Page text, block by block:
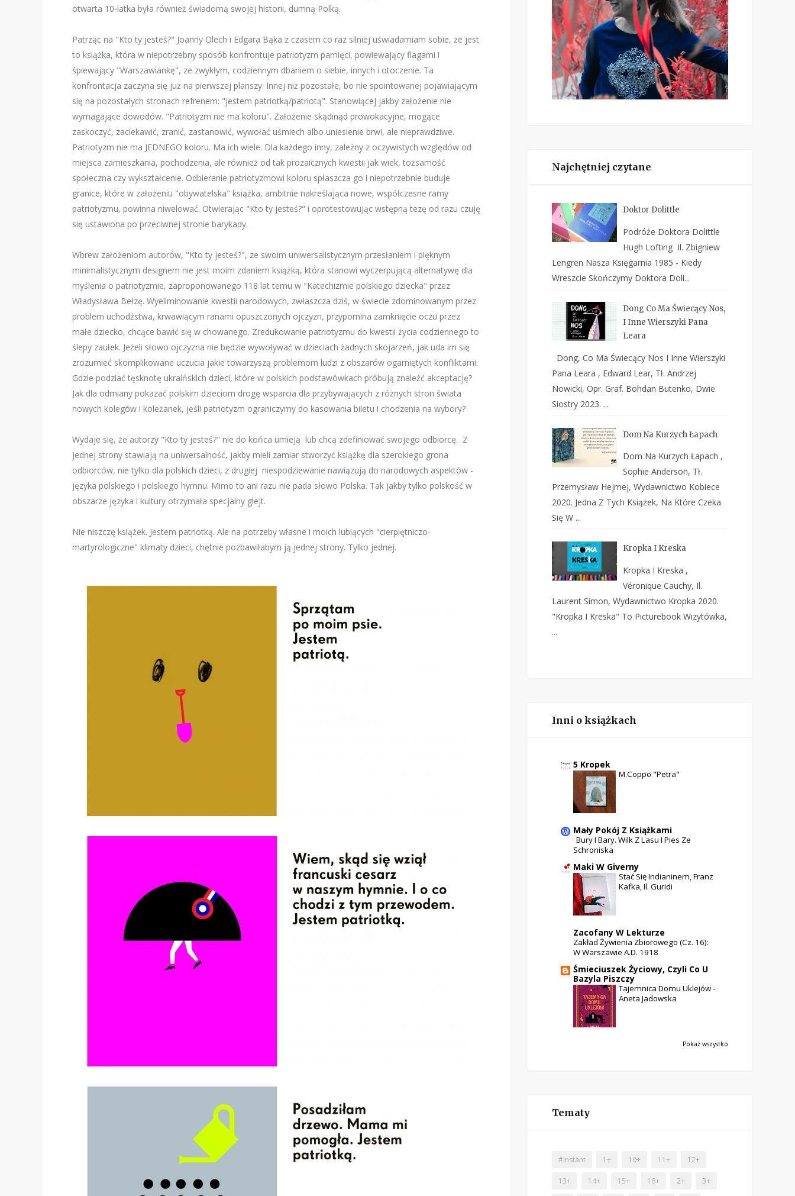
otwarta 10-latka była również świadomą swojej historii, dumną Polką.
Patrząc na "Kto ty jesteś?" Joanny Olech i Edgara Bąka z czasem co raz silniej uświadamiam sobie, że jest
to książka, która w niepotrzebny sposób konfrontuje patriotyzm pamięci, powiewający flagami i
śpiewający "Warszawiankę", ze zwykłym, codziennym dbaniem o siebie, innych i otoczenie. Ta
konfrontacja zaczyna się już na pierwszej planszy. Innej niż pozostałe, bo nie spointowanej pojawiającym
się na pozostałych stronach refrenem: "jestem patriotką/patriotą". Stanowiącej jakby założenie nie
wymagające dowodów. "Patriotyzm nie ma koloru". Założenie skądinąd prowokacyjne, mogące
zaskoczyć, zaciekawić, zranić, zastanowić, wywołać uśmiech albo uniesienie brwi, ale nieprawdziwe.
Patriotyzm nie ma JEDNEGO koloru. Ma ich wiele. Dla każdego inny, zależny z oczywistych względów od
miejsca zamieszkania, pochodzenia, ale również od tak prozaicznych kwestii jak wiek, tożsamość
społeczna czy wykształcenie. Odbieranie patriotyzmowi koloru spłaszcza go i niepotrzebnie buduje
granice, które w założeniu "obywatelska" książka, ambitnie nakreślająca nowe, współczesne ramy
patriotyzmu, powinna niwelować. Otwierając "Kto ty jesteś?" i oprotestowując wstępną tezę od razu czuję
się ustawiona po przeciwnej stronie barykady.
Wbrew założeniom autorów, "Kto ty jesteś?", ze swoim uniwersalistycznym przesłaniem i pięknym
minimalistycznym designem nie jest moim zdaniem książką, która stanowi wyczerpującą alternatywę dla
myślenia o patriotyzmie, zaproponowanego 118 lat temu w "Katechizmie polskiego dziecka" przez
Władysława Bełzę. Wyeliminowanie kwestii narodowych, zwłaszcza dziś, w świecie zdominowanym przez
problem uchodźstwa, krwawiącym ranami opuszczonych ojczyzn, przypomina zamknięcie oczu przez
małe dziecko, chcące bawić się w chowanego. Zredukowanie patriotyzmu do kwestii życia codziennego to
ślepy zaułek. Jeżeli słowo ojczyzna nie będzie wywoływać w dzieciach żadnych skojarzeń, jak uda im się
zrozumieć skomplikowane uczucia jakie towarzyszą problemom ludzi z obszarów ogarniętych konfliktami.
Gdzie podziać tęsknotę ukraińskich dzieci, które w polskich podstawówkach próbują znaleźć akceptację?
Jak dla odmiany pokazać polskim dzieciom drogę wsparcia dla przybywających z różnych stron świata
nowych kolegów i koleżanek, jeśli patriotyzm ograniczymy do kasowania biletu i chodzenia na wybory?
Wydaje się, że autorzy "Kto ty jesteś?" nie do końca umieją lub chcą zdefiniować swojego odbiorcę. Z
jednej strony stawiają na uniwersalność, jakby mieli zamiar stworzyć książkę dla szerokiego grona
odbiorców, nie tylko dla polskich dzieci, z drugiej niespodziewanie nawiązują do narodowych aspektów -
języka polskiego i polskiego hymnu. Mimo to ani razu nie pada słowo Polska. Tak jakby tylko polskość w
obszarze języka i kultury otrzymała specjalny glejt.
Nie niszczę książek. Jestem patriotką. Ale na potrzeby własne i moich lubiących "cierpiętniczo-
martyrologiczne" klimaty dzieci, chętnie pozbawiłabym ją jednej strony. Tylko jednej.
Najchętniej czytane
Doktor Dolittle
Podróże Doktora Dolittle
Hugh Lofting Il. Zbigniew
Lengren Nasza Księgarnia 1985 - Kiedy
Wreszcie Skończymy Doktora Doli...
Dong Co Ma Świecący Nos,
I Inne Wierszyki Pana
Leara
Dong, Co Ma Świecący Nos I Inne Wierszyki
Pana Leara , Edward Lear, Tł. Andrzej
Nowicki, Opr. Graf. Bohdan Butenko, Dwie
Siostry 2023. ...
Dom Na Kurzych Łapach
Dom Na Kurzych Łapach ,
Sophie Anderson, Tł.
Przemysław Hejmej, Wydawnictwo Kobiece
2020. Jedna Z Tych Książek, Na Które Czeka
Się W ...
Kropka I Kreska
Kropka I Kreska ,
Véronique Cauchy, Il.
Laurent Simon, Wydawnictwo Kropka 2020.
"Kropka I Kreska" To Picturebook Wizytówka,
...
Inni o książkach
5 Kropek
M.Coppo "Petra"
Mały Pokój Z Książkami
Bury I Bary. Wilk Z Lasu I Pies Ze
Schroniska
Maki W Giverny
Stać Się Indianinem, Franz
Kafka, Il. Guridi
Zacofany W Lekturze
Zakład Żywienia Zbiorowego (cz. 16):
W Warszawie A.D. 1918
Śmieciuszek Życiowy, Czyli Co U
Bazyla Piszczy
Tajemnica Domu Uklejów -
Aneta Jadowska
Pokaż wszystko
Tematy
#instant 1+ 10+ 11+ 12+
13+ 14+ 15+ 16+ 2+ 3+